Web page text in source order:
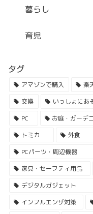
暮らし
育児
タグ
アマゾンで購入 楽
交換
いっしょにあ
PC
お庭・ガーデ
トミカ
外食
PCパーツ・周辺機器
家具・セーフティ用品
デジタルガジェット
インフルエンザ対策